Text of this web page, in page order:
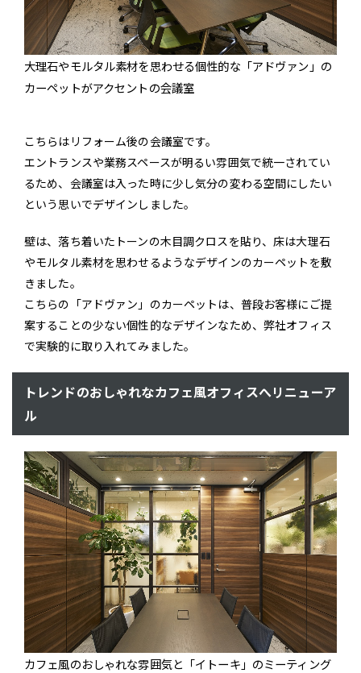
大理石やモルタル素材を思わせる個性的な「アドヴァン」の
カーペットがアクセントの会議室
こちらはリフォーム後の会議室です。
エントランスや業務スペースが明るい雰囲気で統一されてい
るため、会議室は入った時に少し気分の変わる空間にしたい
という思いでデザインしました。
壁は、落ち着いたトーンの木目調クロスを貼り、床は大理石
やモルタル素材を思わせるようなデザインのカーペットを敷
きました。
こちらの「アドヴァン」のカーペットは、普段お客様にご提
案することの少ない個性的なデザインなため、弊社オフィス
で実験的に取り入れてみました。
トレンドのおしゃれなカフェ風オフィスへリニューア
ル
カフェ風のおしゃれな雰囲気と「イトーキ」のミーティング